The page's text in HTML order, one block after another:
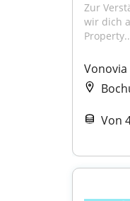
Zur
wir dich
Vonovia
Von